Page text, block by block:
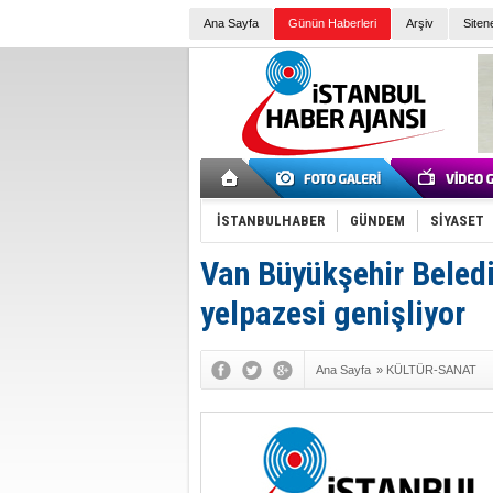
Ana Sayfa Günün Haberleri Arşiv
İSTANBULHABER GÜNDEM SİYASET
Van Büyükşehir
yelpazesi genişliyor
Ana Sayfa » KÜLTÜR-SANAT